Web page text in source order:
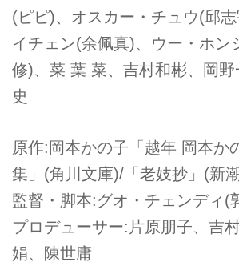
(ピピ)、オスカー・チュウ(邱
イチェン(余佩真)、ウー・ホン
修)、菜 葉 菜、吉村和彬、岡
史
原作:岡本かの子「越年 岡本か
集」(角川文庫)/「老妓抄」(新
監督・脚本:グオ・チェンディ(
プロデューサー:片原朋子、吉
娟、陳世庸